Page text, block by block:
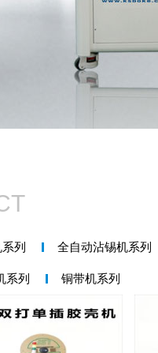
列 全自动沾锡机系列
系列 铜带机系列